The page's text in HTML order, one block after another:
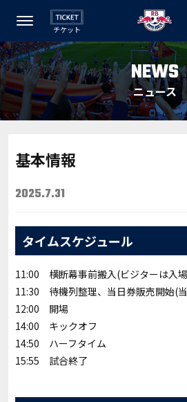
チケット
NEWS
ニュース
基本情報
2025.7.31
タイムスケジュール
11:00 横断幕事前搬入(ビジターは入
11:30 待機列整理、当日券販売開始(
12:00 開場
14:00 キックオフ
14:50 ハーフタイム
15:55 試合終了